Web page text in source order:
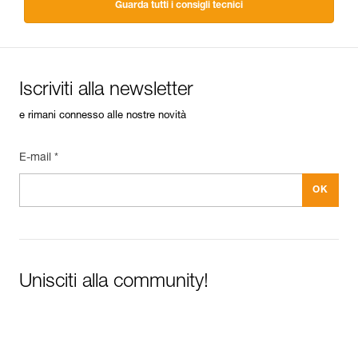
Guarda tutti i consigli tecnici
Iscriviti alla newsletter
e rimani connesso alle nostre novità
E-mail *
Unisciti alla community!